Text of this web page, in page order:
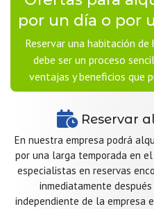
por un día o por
Reservar una habitación
debe ser un proceso
ventajas y beneficios que
Reservar
En nuestra empresa podrá
por una larga temporada en
especialistas en reservas
inmediatamente
independiente de la empresa